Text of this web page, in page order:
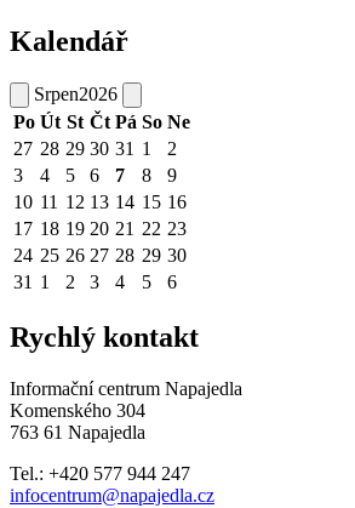
Kalendář
Srpen2026
Po Út St Čt Pá So Ne
27 28 29 30 31 1
2
3
4 5 6 7 8
9
10 11 12 13 14 15 16
17 18 19 20 21 22 23
24 25 26 27 28 29 30
31 1 2 3 4 5 6
Rychlý kontakt
Informační centrum Napajedla
Komenského 304
763 61 Napajedla
Tel.: +420 577 944 247
infocentrum@napajedla.cz